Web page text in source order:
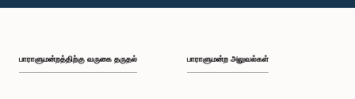
பாராளுமன்றத்திற்கு வருகை தருதல் பாராளுமன்ற அலுவல்கள்